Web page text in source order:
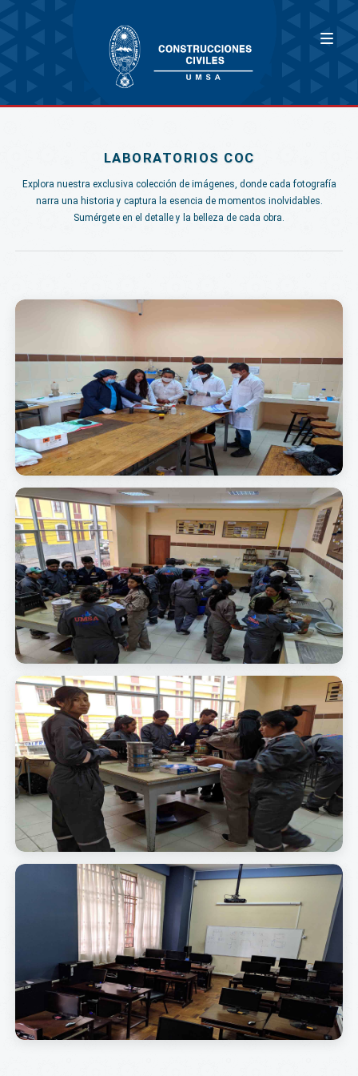
LABORATORIOS COC
Explora nuestra exclusiva colección de imágenes, donde cada fotografía
narra una historia y captura la esencia de momentos inolvidables.
Sumérgete en el detalle y la belleza de cada obra.